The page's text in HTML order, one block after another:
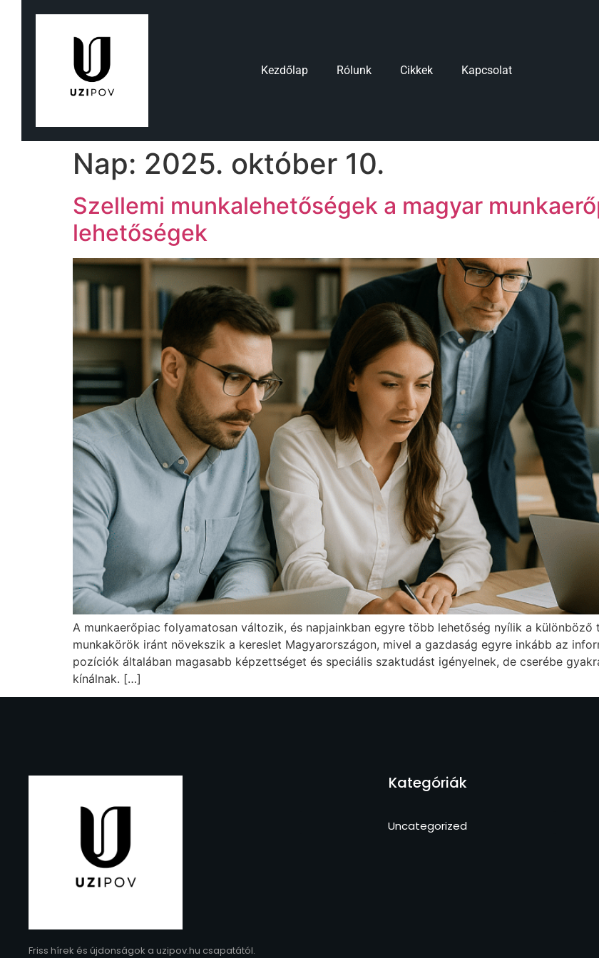
Kezdőlap Rólunk Cikkek Kapcsolat
Nap: 2025. október 10.
Szellemi munkalehetőségek a magyar
lehetőségek
A munkaerőpiac folyamatosan változik, és napjainkban egyre több lehetőség nyílik a különböző
munkakörök iránt növekszik a kereslet Magyarországon, mivel a gazdaság egyre inkább az
pozíciók általában magasabb képzettséget és speciális szaktudást igényelnek, de cserébe
kínálnak. […]
Friss hírek és újdonságok a uzipov.hu csapatától.
Kategóriák
Uncategorized